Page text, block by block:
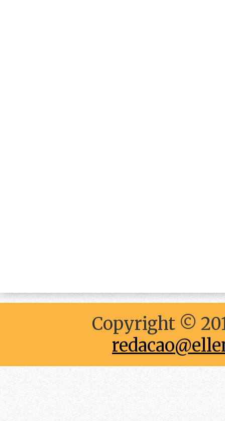
Copyright ©